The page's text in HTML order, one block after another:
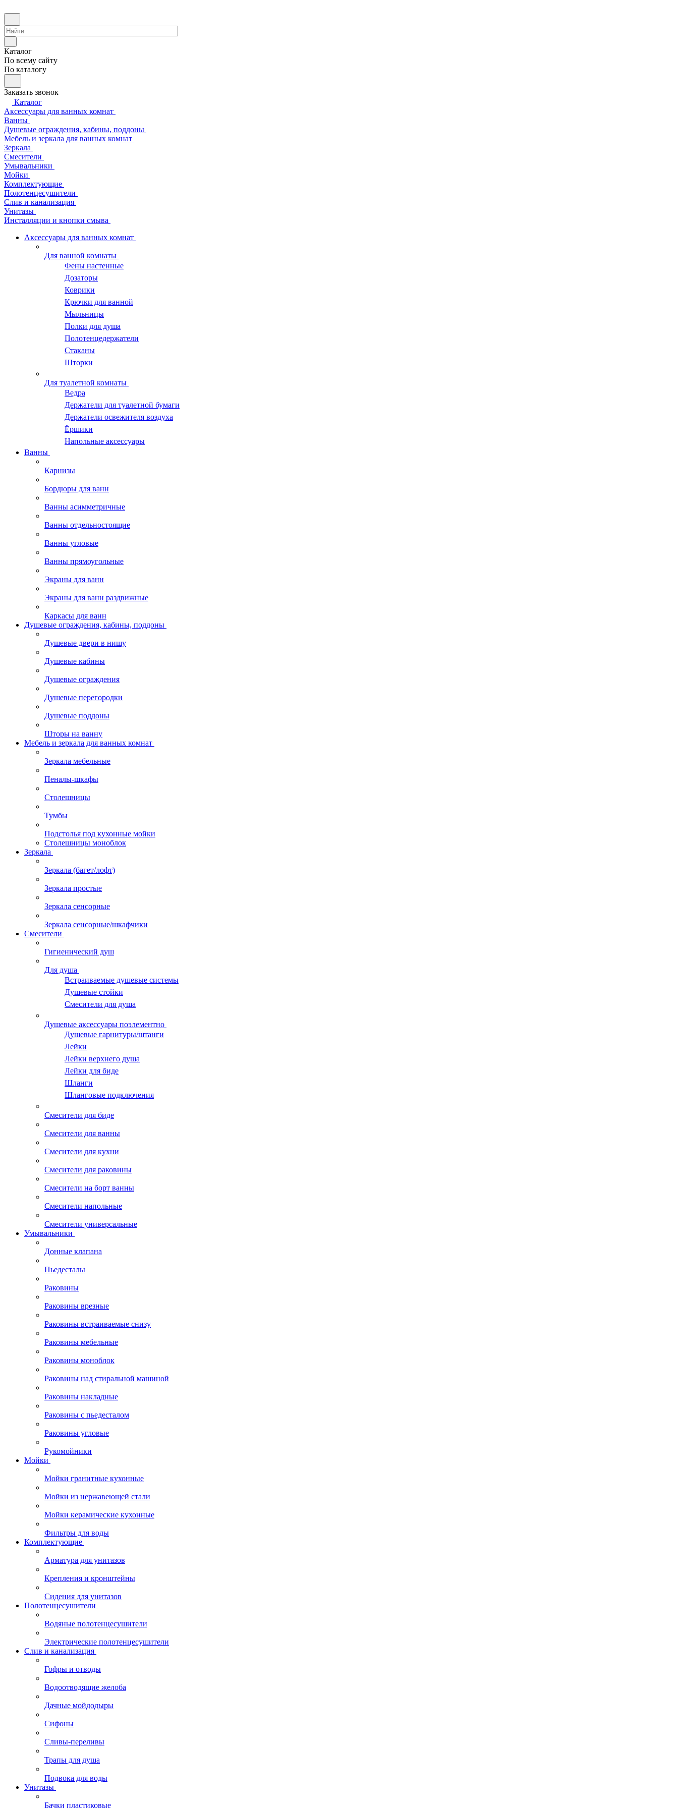
Каталог
По всему сайту
По каталогу
Заказать звонок
Каталог
Аксессуары для ванных комнат
Ванны
Душевые ограждения, кабины, поддоны
Мебель и зеркала для ванных комнат
Зеркала
Смесители
Умывальники
Мойки
Комплектующие
Полотенцесушители
Слив и канализация
Унитазы
Инсталляции и кнопки смыва
Аксессуары для ванных комнат
Для ванной комнаты
Фены настенные
Дозаторы
Коврики
Крючки для ванной
Мыльницы
Полки для душа
Полотенцедержатели
Стаканы
Шторки
Для туалетной комнаты
Ведра
Держатели для туалетной бумаги
Держатели освежителя воздуха
Ёршики
Напольные аксессуары
Ванны
Карнизы
Бордюры для ванн
Ванны асимметричные
Ванны отдельностоящие
Ванны угловые
Ванны прямоугольные
Экраны для ванн
Экраны для ванн раздвижные
Каркасы для ванн
Душевые ограждения, кабины, поддоны
Душевые двери в нишу
Душевые кабины
Душевые ограждения
Душевые перегородки
Душевые поддоны
Шторы на ванну
Мебель и зеркала для ванных комнат
Зеркала мебельные
Пеналы-шкафы
Столешницы
Тумбы
Подстолья под кухонные мойки
Столешницы моноблок
Зеркала
Зеркала (багет/лофт)
Зеркала простые
Зеркала сенсорные
Зеркала сенсорные/шкафчики
Смесители
Гигиенический душ
Для душа
Встраиваемые душевые системы
Душевые стойки
Смесители для душа
Душевые аксессуары поэлементно
Душевые гарнитуры/штанги
Лейки
Лейки верхнего душа
Лейки для биде
Шланги
Шланговые подключения
Смесители для биде
Смесители для ванны
Смесители для кухни
Смесители для раковины
Смесители на борт ванны
Смесители напольные
Смесители универсальные
Умывальники
Донные клапана
Пьедесталы
Раковины
Раковины врезные
Раковины встраиваемые снизу
Раковины мебельные
Раковины моноблок
Раковины над стиральной машиной
Раковины накладные
Раковины с пьедесталом
Раковины угловые
Рукомойники
Мойки
Мойки гранитные кухонные
Мойки из нержавеющей стали
Мойки керамические кухонные
Фильтры для воды
Комплектующие
Арматура для унитазов
Крепления и кронштейны
Сидения для унитазов
Полотенцесушители
Водяные полотенцесушители
Электрические полотенцесушители
Слив и канализация
Гофры и отводы
Водоотводящие желоба
Дачные мойдодыры
Сифоны
Сливы-переливы
Трапы для душа
Подвока для воды
Унитазы
Бачки пластиковые